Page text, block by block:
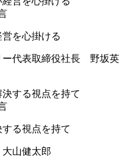
を心掛ける
ー代表取締役社長 野坂英
る視点を持て
山健太郎